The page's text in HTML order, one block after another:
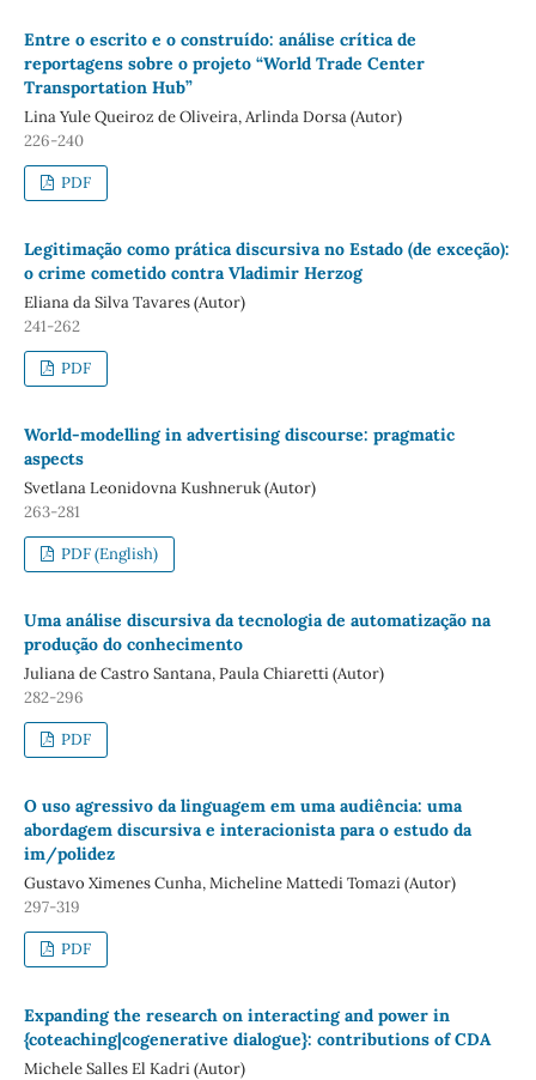
Entre o escrito e o construído: análise crítica de
reportagens sobre o projeto “World Trade Center
Transportation Hub”
Lina Yule Queiroz de Oliveira, Arlinda Dorsa (Autor)
226-240
PDF
Legitimação como prática discursiva no Estado (de exceção):
o crime cometido contra Vladimir Herzog
Eliana da Silva Tavares (Autor)
241-262
PDF
World-modelling in advertising discourse: pragmatic
aspects
Svetlana Leonidovna Kushneruk (Autor)
263-281
PDF (English)
Uma análise discursiva da tecnologia de automatização na
produção do conhecimento
Juliana de Castro Santana, Paula Chiaretti (Autor)
282-296
PDF
O uso agressivo da linguagem em uma audiência: uma
abordagem discursiva e interacionista para o estudo da
im/polidez
Gustavo Ximenes Cunha, Micheline Mattedi Tomazi (Autor)
297-319
PDF
Expanding the research on interacting and power in
{coteaching|cogenerative dialogue}: contributions of CDA
Michele Salles El Kadri (Autor)